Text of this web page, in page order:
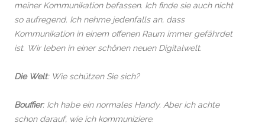
meiner Kommunikation befassen. Ich finde sie auch nicht
so aufregend. Ich nehme jedenfalls an, dass
Kommunikation in einem offenen Raum immer gefährdet
ist. Wir leben in einer schönen neuen Digitalwelt.
Die Welt: Wie schützen Sie sich?
Bouffier: Ich habe ein normales Handy. Aber ich achte
schon darauf, wie ich kommuniziere.